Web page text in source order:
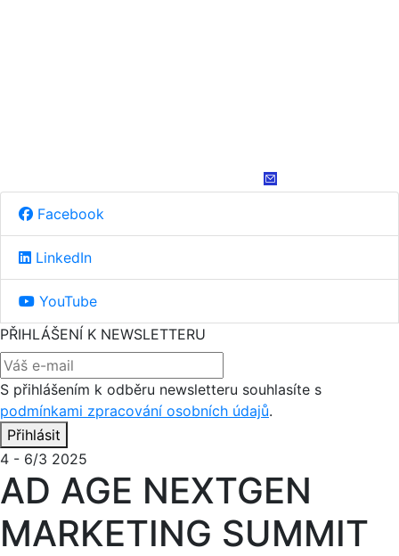
Facebook
LinkedIn
YouTube
PŘIHLÁŠENÍ K NEWSLETTERU
S přihlášením k odběru newsletteru souhlasíte s
podmínkami zpracování osobních údajů.
Přihlásit
4 - 6/3 2025
AD AGE NEXTGEN
MARKETING SUMMIT